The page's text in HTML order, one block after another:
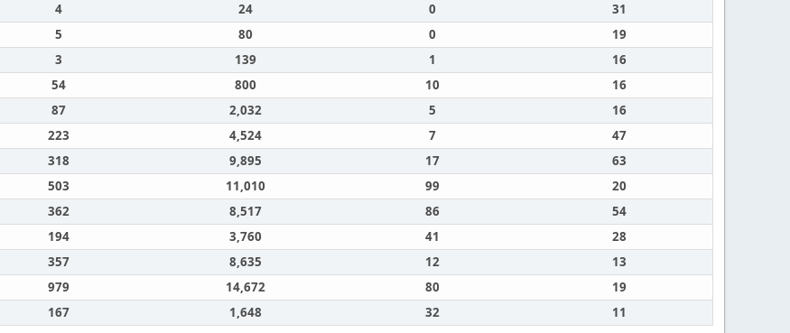
4 24 0
31
5 80 0
19
3 139 1
16
54 800 10
16
87 2,032 5
16
223 4,524 7
47
318 9,895 17
63
503 11,010 99
20
362 8,517 86
54
194 3,760 41
28
357 8,635 12
13
979 14,672 80
19
167 1,648 32 11